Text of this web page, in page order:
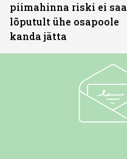
piimahinna riski ei saa
lõputult ühe osapoole
kanda jätta